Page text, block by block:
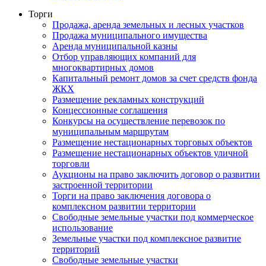
Торги
Продажа, аренда земельных и лесных участков
Продажа муниципального имущества
Аренда муниципальной казны
Отбор управляющих компаний для
многоквартирных домов
Капитальный ремонт домов за счет средств фонда
ЖКХ
Размещение рекламных конструкций
Концессионные соглашения
Конкурсы на осуществление перевозок по
муниципальным маршрутам
Размещение нестационарных торговых объектов
Размещение нестационарных объектов уличной
торговли
Аукционы на право заключить договор о развитии
застроенной территории
Торги на право заключения договора о
комплексном развитии территории
Свободные земельные участки под коммерческое
использование
Земельные участки под комплексное развитие
территорий
Свободные земельные участки